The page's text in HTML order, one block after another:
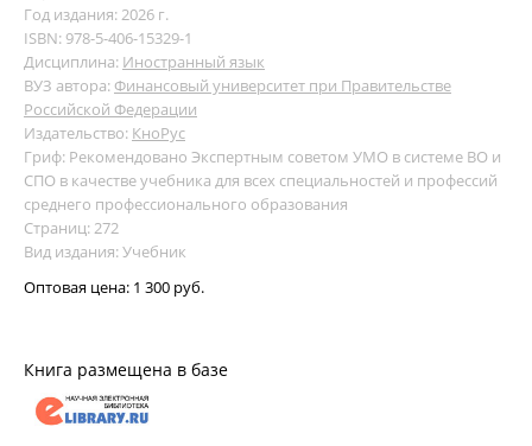
Год издания: 2026 г.
ISBN: 978-5-406-15329-1
Дисциплина: Иностранный язык
ВУЗ автора: Финансовый университет при Правительстве
Российской Федерации
Издательство: КноРус
Гриф: Рекомендовано Экспертным советом УМО в системе ВО и
СПО в качестве учебника для всех специальностей и профессий
среднего профессионального образования
Страниц: 272
Вид издания: Учебник
Оптовая цена: 1 300 руб.
Книга размещена в базе